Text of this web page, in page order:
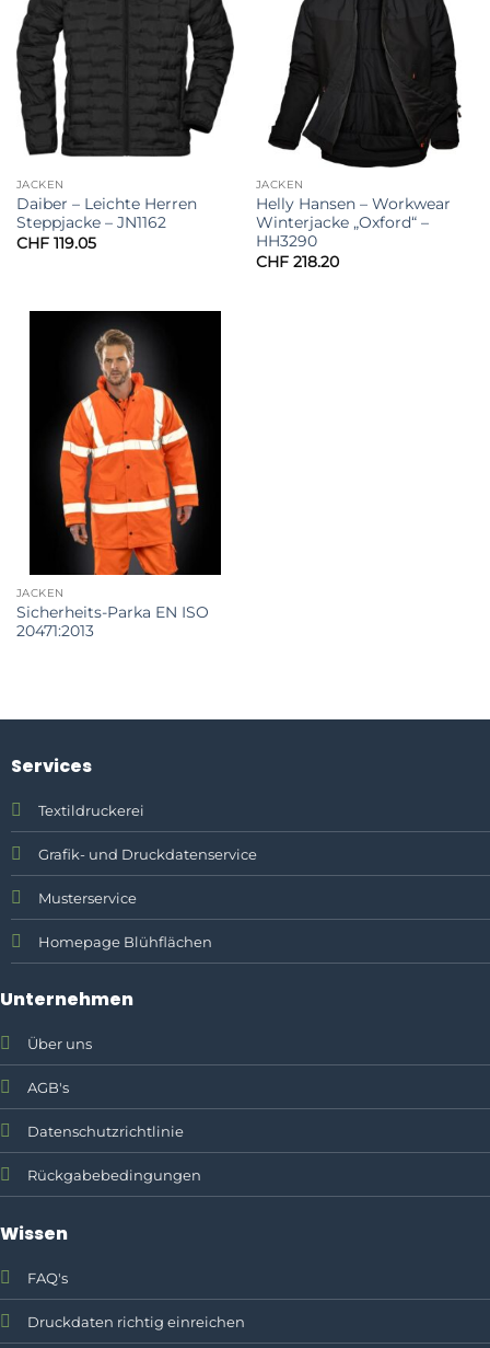
JACKEN
Daiber – Leichte Herren
Steppjacke – JN1162
CHF119.05
JACKEN
Helly Hansen – Workwear
Winterjacke „Oxford“ –
HH3290
CHF218.20
JACKEN
Sicherheits-Parka EN ISO
20471:2013
Services
Textildruckerei
Grafik- und Druckdatenservice
Musterservice
Homepage Blühflächen
Unternehmen
Über uns
AGB's
Datenschutzrichtlinie
Rückgabebedingungen
Wissen
FAQ's
Druckdaten richtig einreichen